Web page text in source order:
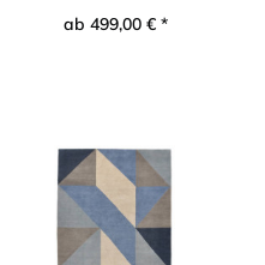
ab 499,00 € *